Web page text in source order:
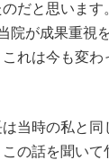
だと思いま
が成果重視
れは今も変
当時の私と
の話を聞い